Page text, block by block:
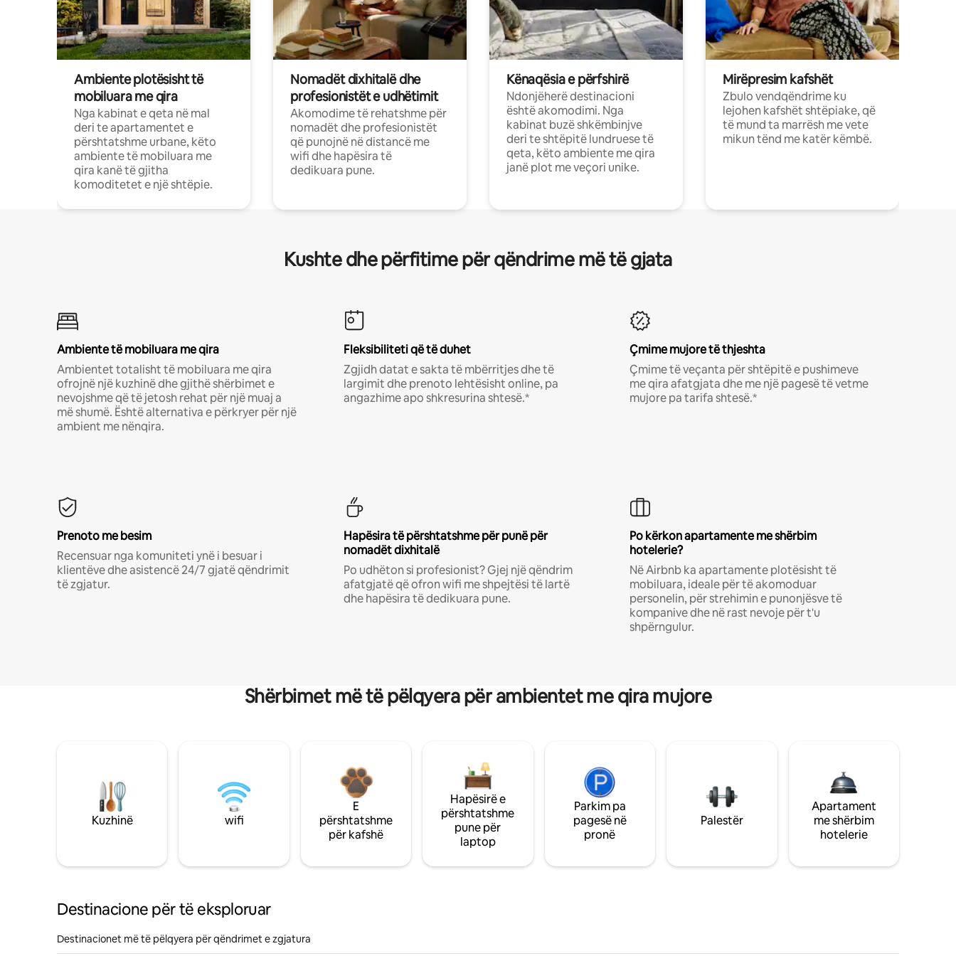
Ambiente plotësisht të
mobiluara me qira
Nga kabinat e qeta në mal
deri te apartamentet e
përshtatshme urbane, këto
ambiente të mobiluara me
qira kanë të gjitha
komoditetet e një shtëpie.
Nomadët dixhitalë dhe
profesionistët e udhëtimit
Akomodime të rehatshme për
nomadët dhe profesionistët
që punojnë në distancë me
wifi dhe hapësira të
dedikuara pune.
Kënaqësia e përfshirë
Ndonjëherë destinacioni
është akomodimi. Nga
kabinat buzë shkëmbinjve
deri te shtëpitë lundruese të
qeta, këto ambiente me qira
janë plot me veçori unike.
Mirëpresim kafshët
Zbulo vendqëndrime ku
lejohen kafshët shtëpiake, që
të mund ta marrësh me vete
mikun tënd me katër këmbë.
Kushte dhe përfitime për qëndrime më të gjata
Ambiente të mobiluara me qira
Ambientet totalisht të mobiluara me qira
ofrojnë një kuzhinë dhe gjithë shërbimet e
nevojshme që të jetosh rehat për një muaj a
më shumë. Është alternativa e përkryer për një
ambient me nënqira.
Fleksibiliteti që të duhet
Zgjidh datat e sakta të mbërritjes dhe të
largimit dhe prenoto lehtësisht online, pa
angazhime apo shkresurina shtesë.*
Çmime mujore të thjeshta
Çmime të veçanta për shtëpitë e pushimeve
me qira afatgjata dhe me një pagesë të vetme
mujore pa tarifa shtesë.*
Prenoto me besim
Recensuar nga komuniteti ynë i besuar i
klientëve dhe asistencë 24/7 gjatë qëndrimit
të zgjatur.
Hapësira të përshtatshme për punë për
nomadët dixhitalë
Po udhëton si profesionist? Gjej një qëndrim
afatgjatë që ofron wifi me shpejtësi të lartë
dhe hapësira të dedikuara pune.
Po kërkon apartamente me shërbim
hotelerie?
Në Airbnb ka apartamente plotësisht të
mobiluara, ideale për të akomoduar
personelin, për strehimin e punonjësve të
kompanive dhe në rast nevoje për t'u
shpërngulur.
Shërbimet më të pëlqyera për ambientet me qira mujore
Kuzhinë wifi
E
përshtatshme
për kafshë
Hapësirë e
përshtatshme
pune për
laptop
Parkim pa
pagesë në
pronë
Palestër
Apartament
me shërbim
hotelerie
Destinacione për të eksploruar
Destinacionet më të pëlqyera për qëndrimet e zgjatura